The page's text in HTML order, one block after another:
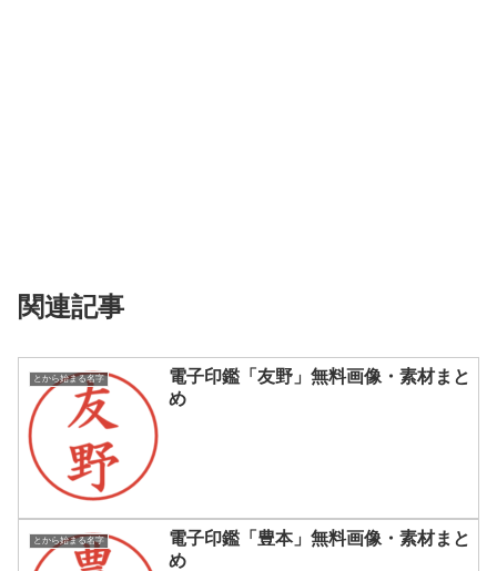
関連記事
とから始まる名字
電子印鑑「友野」無料画像・素材まと
め
とから始まる名字
電子印鑑「豊本」無料画像・素材まと
め